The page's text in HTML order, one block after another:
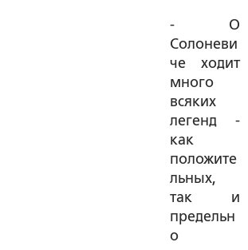
- О
Солоневи
че ходит
много
всяких
легенд -
как
положите
льных,
так и
предельн
о